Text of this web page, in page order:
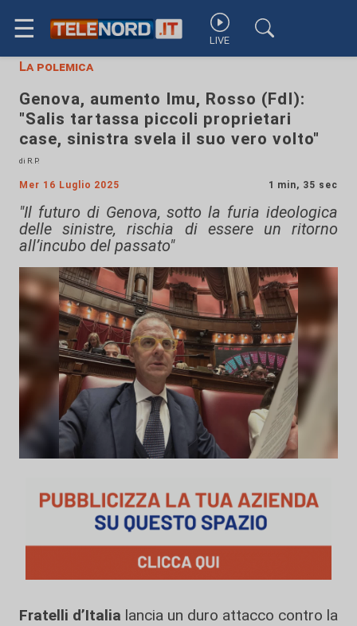
☰ LIVE
La polemica
Genova, aumento Imu, Rosso (FdI):
"Salis tartassa piccoli proprietari
case, sinistra svela il suo vero volto"
di R.P.
Mer 16 Luglio 2025 1 min, 35 sec
"Il futuro di Genova, sotto la furia ideologica
delle sinistre, rischia di essere un ritorno
all’incubo del passato"
Fratelli d’Italia lancia un duro attacco contro la